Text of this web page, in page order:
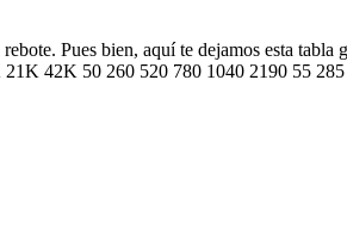
Pues bien, aquí te dejamos esta tabla
42K 50 260 520 780 1040 2190 55